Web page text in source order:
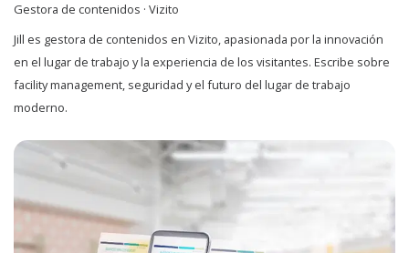
Gestora de contenidos · Vizito
Jill es gestora de contenidos en Vizito, apasionada por la innovación
en el lugar de trabajo y la experiencia de los visitantes. Escribe sobre
facility management, seguridad y el futuro del lugar de trabajo
moderno.